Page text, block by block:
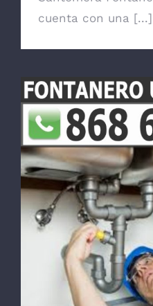
cuenta con una [...]
Fontanero en